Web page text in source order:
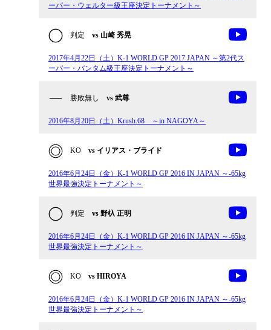
ーパー・ウェルター級王座決定トーナメント～
判定 vs 山崎 秀晃
2017年4月22日（土）K-1 WORLD GP 2017 JAPAN ～第2代ス
ーパー・バンタム級王座決定トーナメント～
勝敗無し vs 武尊
2016年8月20日（土）Krush.68 ～in NAGOYA～
KO vs イリアス・ブライド
2016年6月24日（金）K-1 WORLD GP 2016 IN JAPAN ～-65kg
世界最強決定トーナメント～
判定 vs 野杁 正明
2016年6月24日（金）K-1 WORLD GP 2016 IN JAPAN ～-65kg
世界最強決定トーナメント～
KO vs HIROYA
2016年6月24日（金）K-1 WORLD GP 2016 IN JAPAN ～-65kg
世界最強決定トーナメント～